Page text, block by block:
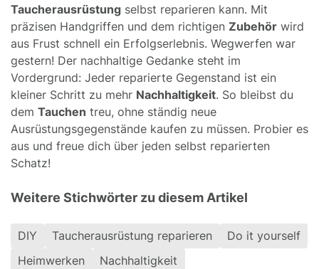
Taucherausrüstung selbst reparieren kann. Mit
präzisen Handgriffen und dem richtigen Zubehör wird
aus Frust schnell ein Erfolgserlebnis. Wegwerfen war
gestern! Der nachhaltige Gedanke steht im
Vordergrund: Jeder reparierte Gegenstand ist ein
kleiner Schritt zu mehr Nachhaltigkeit. So bleibst du
dem Tauchen treu, ohne ständig neue
Ausrüstungsgegenstände kaufen zu müssen. Probier es
aus und freue dich über jeden selbst reparierten
Schatz!
Weitere Stichwörter zu diesem Artikel
DIY Taucherausrüstung reparieren
Do it yourself
Heimwerken
Nachhaltigkeit